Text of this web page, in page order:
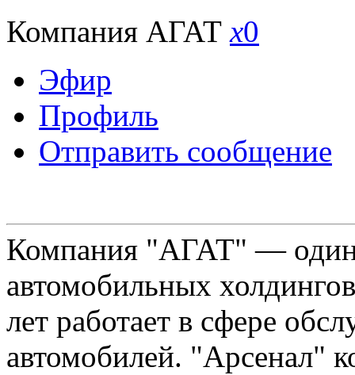
Компания АГАТx0
Эфир
Профиль
Отправить сообщение
Компания "АГАТ" —
автомобильных
лет работает в сфере
автомобилей. "Арсенал"